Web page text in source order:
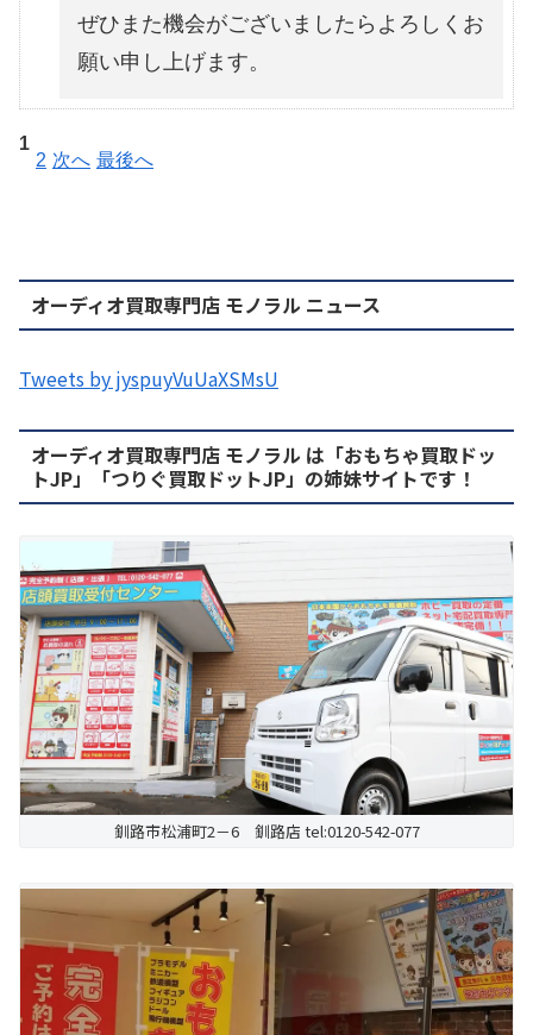
ぜひまた機会がございましたらよろしくお
願い申し上げます。
1
2 次へ 最後へ
オーディオ買取専門店 モノラル ニュース
Tweets by jyspuyVuUaXSMsU
オーディオ買取専門店 モノラル は「おもちゃ買取ドッ
トJP」「つりぐ買取ドットJP」の姉妹サイトです！
釧路市松浦町2－6 釧路店 tel:0120-542-077